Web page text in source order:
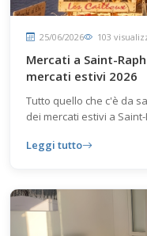
25/06/2026 103
Mercati a Saint-
mercati estivi 2026
Tutto quello che c'è da
dei mercati estivi a
Leggi tutto